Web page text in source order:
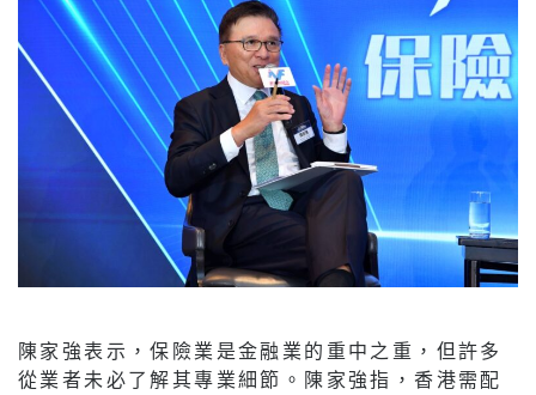
陳家強表示，保險業是金融業的重中之重，但許多
從業者未必了解其專業細節。陳家強指，香港需配